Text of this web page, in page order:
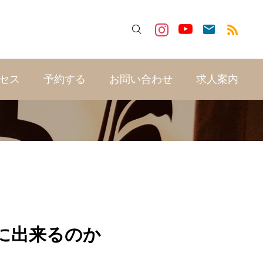

ス 予約する お問い合わせ 求人案内
出来るのか